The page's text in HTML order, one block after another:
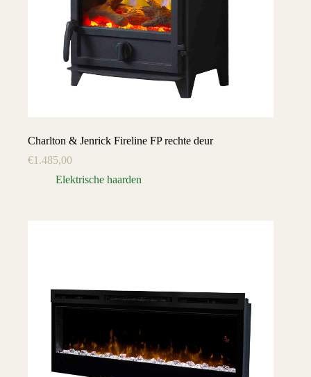
Charlton & Jenrick Fireline FP rechte deur
€1.485,00
Elektrische haarden